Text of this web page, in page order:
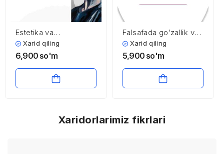
Estetika va
psixologiya: go’zallik
idroki
Xarid qiling
6,900 so'm
Falsafada go’zallik va
yomonlik tushunchalari
Xarid qiling
5,900 so'm
Xaridorlarimiz fikrlari